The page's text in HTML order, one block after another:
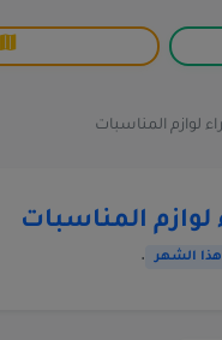
لوازم المناسبات
هذا الشهر .